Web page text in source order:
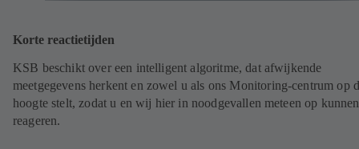
Korte reactietijden
KSB beschikt over een intelligent algoritme, dat afwijkende
meetgegevens herkent en zowel u als ons Monitoring-centrum op
hoogte stelt, zodat u en wij hier in noodgevallen meteen op kunnen
reageren.